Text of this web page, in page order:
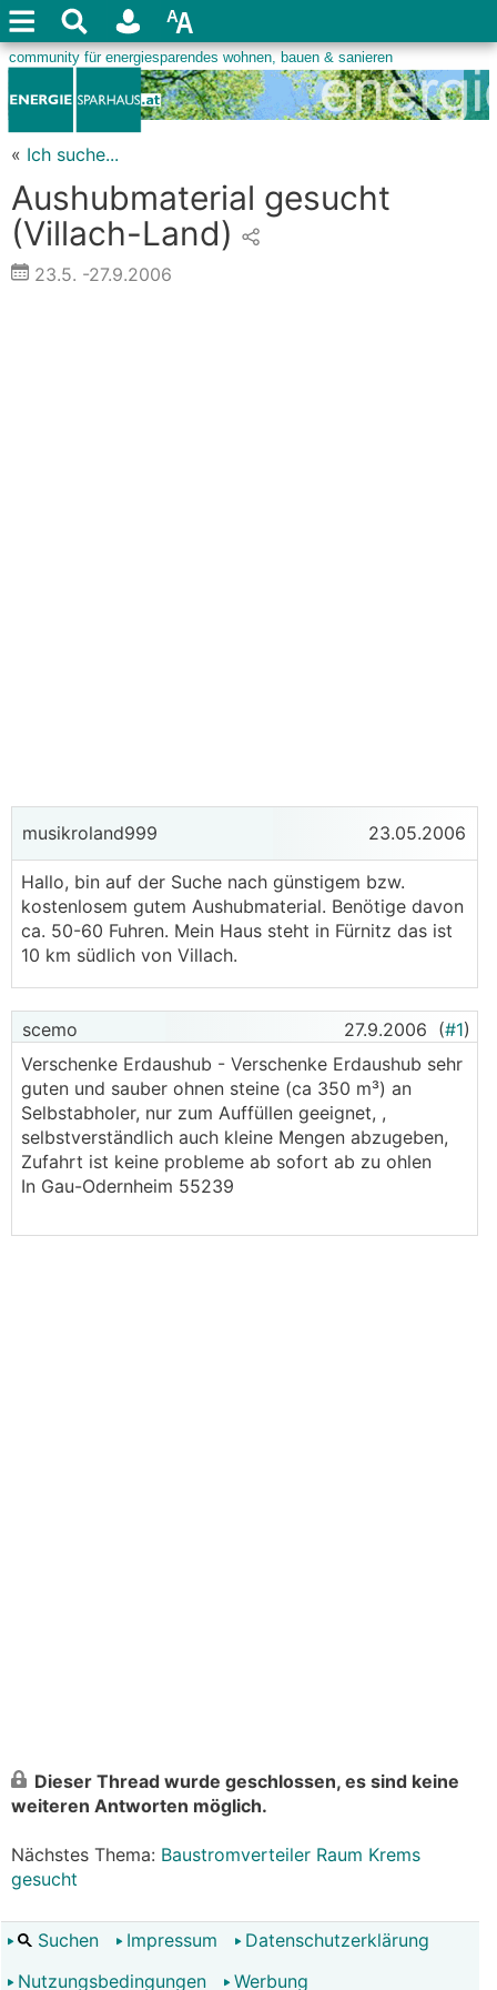
« Ich suche...
Aushubmaterial gesucht
(Villach-Land)
23.5. -27.9.2006
musikroland999 23.05.2006
Hallo, bin auf der Suche nach günstigem bzw.
kostenlosem gutem Aushubmaterial. Benötige davon
ca. 50-60 Fuhren. Mein Haus steht in Fürnitz das ist
10 km südlich von Villach.
scemo 27.9.2006 (#1)
Verschenke Erdaushub - Verschenke Erdaushub sehr
guten und sauber ohnen steine (ca 350 m³) an
Selbstabholer, nur zum Auffüllen geeignet, ,
selbstverständlich auch kleine Mengen abzugeben,
Zufahrt ist keine probleme ab sofort ab zu ohlen
In Gau-Odernheim 55239
Dieser Thread wurde geschlossen, es sind keine
weiteren Antworten möglich.
Nächstes Thema: Baustromverteiler Raum Krems
gesucht
Suchen Impressum
Datenschutzerklärung
Nutzungsbedingungen
Werbung